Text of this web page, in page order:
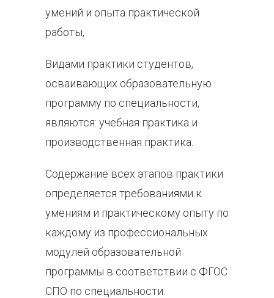
умений и опыта практической
работы,
Видами практики студентов,
осваивающих образовательную
программу по специальности,
являются: учебная практика и
производственная практика.
Содержание всех этапов практики
определяется требованиями к
умениям и практическому опыту по
каждому из профессиональных
модулей образовательной
программы в соответствии с ФГОС
СПО по специальности.